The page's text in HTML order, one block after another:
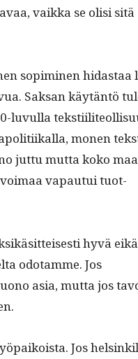
vaik­ka se olisi sitä
sopimi­nen hidas­taa
Sak­san käytän­tö
luvul­la
mon­en
jut­tu mut­ta koko
vapau­tui tuot­
hyvä eikä
odotamme. Jos
asia, mut­ta jos
Jos